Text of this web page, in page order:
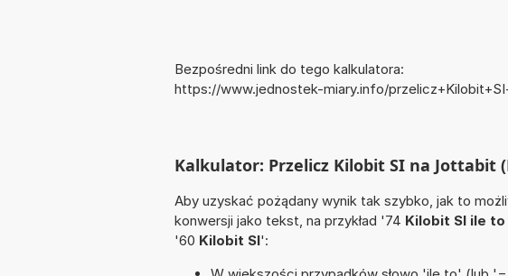
Bezpośredni link do tego kalkulatora:
https://www.jednostek-miary.info/
Kalkulator: Przelicz Kilobit SI na Jottabit
Aby uzyskać pożądany wynik tak szybko, jak to
konwersji jako tekst, na przykład '74 Kilobit SI ile to
'60 Kilobit SI':